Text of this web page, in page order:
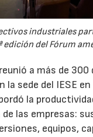
industriales
edición del Fórum
a más de
la sede del IESE en
la
las empresas:
equipos,